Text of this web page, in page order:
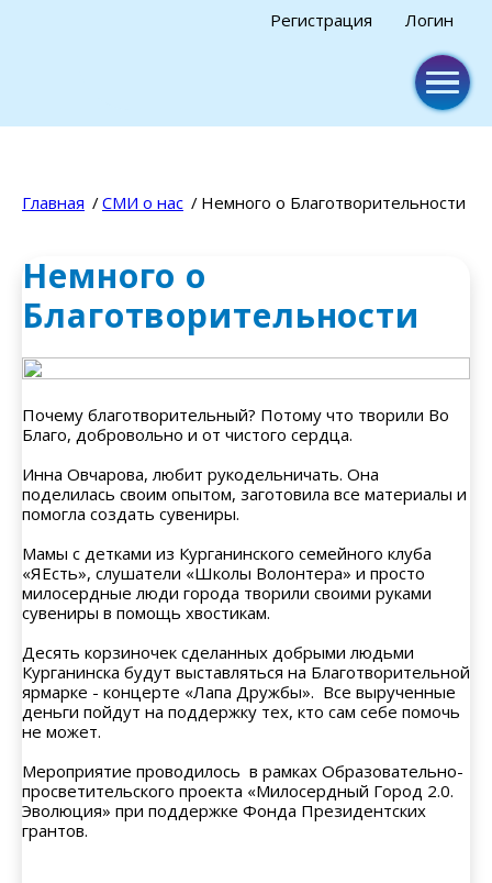
Регистрация Логин
Главная СМИ о нас Немного о Благотворительности
Немного о
Благотворительности
Почему благотворительный? Потому что творили Во
Благо, добровольно и от чистого сердца.
Инна Овчарова, любит рукодельничать. Она
поделилась своим опытом, заготовила все материалы и
помогла создать сувениры.
Мамы с детками из Курганинского семейного клуба
«ЯЕсть», слушатели «Школы Волонтера» и просто
милосердные люди города творили своими руками
сувениры в помощь хвостикам.
Десять корзиночек сделанных добрыми людьми
Курганинска будут выставляться на Благотворительной
ярмарке - концерте «Лапа Дружбы». Все вырученные
деньги пойдут на поддержку тех, кто сам себе помочь
не может.
Мероприятие проводилось в рамках Образовательно-
просветительского проекта «Милосердный Город 2.0.
Эволюция» при поддержке Фонда Президентских
грантов.